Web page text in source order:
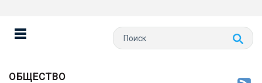
ОБЩЕСТВО